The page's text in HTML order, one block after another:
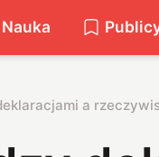
Nauka
a